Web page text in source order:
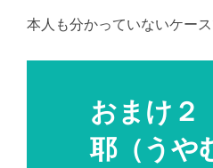
本人も分かっていないケース
おまけ２
耶（うや